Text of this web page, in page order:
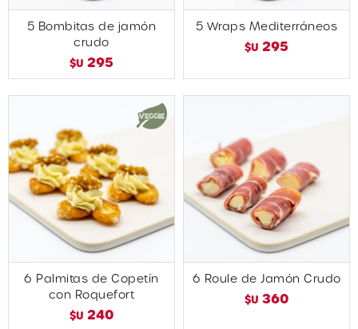
5 Bombitas de jamón
crudo
$U 295
5 Wraps Mediterráneos
$U 295
6 Palmitas de Copetín
con Roquefort
$U 240
6 Roule de Jamón Crudo
$U 360